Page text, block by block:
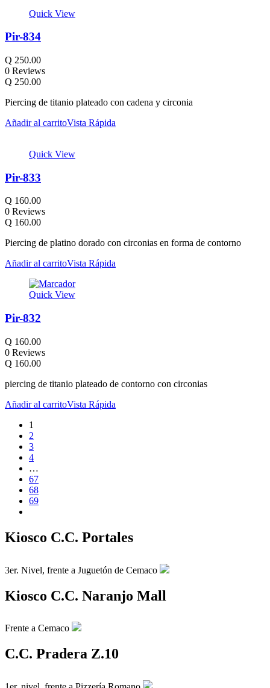
Quick View
Pir-834
Q 250.00
0 Reviews
Q 250.00
Piercing de titanio plateado con cadena y circonia
Añadir al carritoVista Rápida
Quick View
Pir-833
Q 160.00
0 Reviews
Q 160.00
Piercing de platino dorado con circonias en forma de contorno
Añadir al carritoVista Rápida
Quick View
Pir-832
Q 160.00
0 Reviews
Q 160.00
piercing de titanio plateado de contorno con circonias
Añadir al carritoVista Rápida
1
2
3
4
…
67
68
69
Kiosco C.C. Portales
3er. Nivel, frente a Juguetón de Cemaco
Kiosco C.C. Naranjo Mall
Frente a Cemaco
C.C. Pradera Z.10